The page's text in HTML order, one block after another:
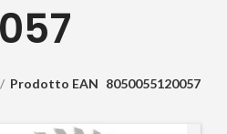
Prodotto EAN 8050055120057